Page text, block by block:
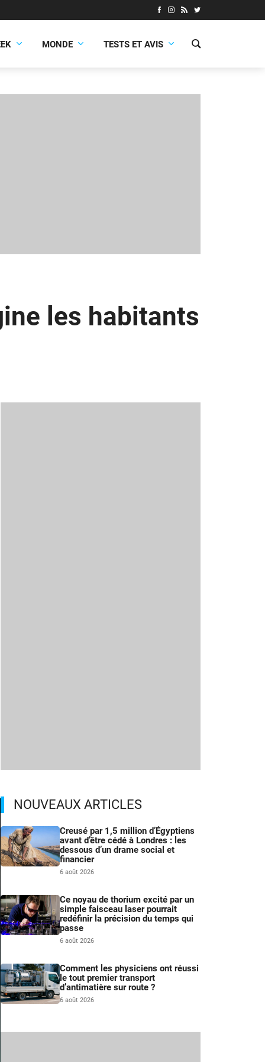
MONDE TESTS ET AVIS
les habitants
NOUVEAUX ARTICLES
Creusé par 1,5 million d’Égyptiens
avant d’être cédé à Londres : les
dessous d’un drame social et
financier
6 août 2026
Ce noyau de thorium excité par un
simple faisceau laser pourrait
redéfinir la précision du temps qui
passe
6 août 2026
Comment les physiciens ont réussi
le tout premier transport
d’antimatière sur route ?
6 août 2026